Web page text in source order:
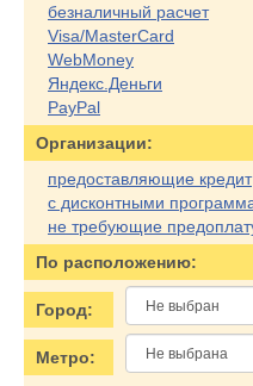
безналичный расчет
Visa/MasterCard
WebMoney
Яндекс.Деньги
PayPal
Организации:
предоставляющие кредит
с дисконтными
не требующие
По расположению:
Город:
Метро: